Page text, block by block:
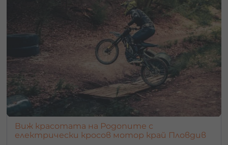
Виж красотата на Родопите с
електрически кросов мотор край Пловдив